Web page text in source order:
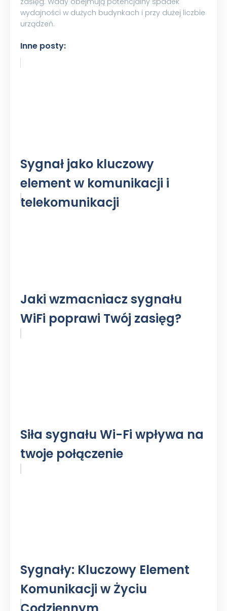
wydajności w dużych budynkach i przy dużej liczbie
urządzeń.
Inne posty:
Sygnał jako kluczowy
element w komunikacji i
telekomunikacji
Jaki wzmacniacz sygnału
WiFi poprawi Twój zasięg?
Siła sygnału Wi-Fi wpływa na
twoje połączenie
Sygnały: Kluczowy Element
Komunikacji w Życiu